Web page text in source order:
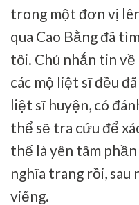
trong một đơn vị
qua Cao Bằng đã
tôi. Chú nhắn tin
các mộ liệt sĩ đều
liệt sĩ huyện, có
thể sẽ tra cứu để
thế là yên tâm
nghĩa trang rồi, sau
viếng.